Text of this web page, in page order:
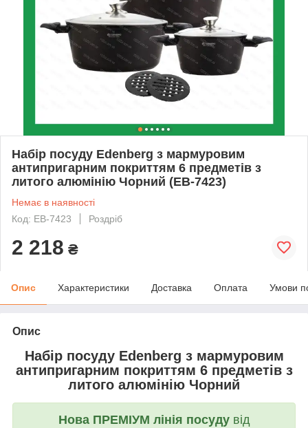
Набір посуду Edenberg з мармуровим
антипригарним покриттям 6 предметів з
литого алюмінію Чорний (EB-7423)
Немає в наявності
Код: EB-7423
Роздріб
2 218 ₴
Опис Характеристики Доставка Оплата Умови
Опис
Набір посуду Edenberg з мармуровим
антипригарним покриттям 6 предметів з
литого алюмінію Чорний
Нова ПРЕМІУМ лінія посудувід